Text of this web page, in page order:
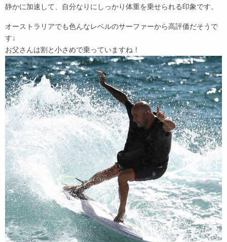
静かに加速して、自分なりにしっかり体重を乗せられる印象です。
オーストラリアでも色んなレベルのサーファーから高評価だそうで
す↓
お父さんは割と小さめで乗っていますね！